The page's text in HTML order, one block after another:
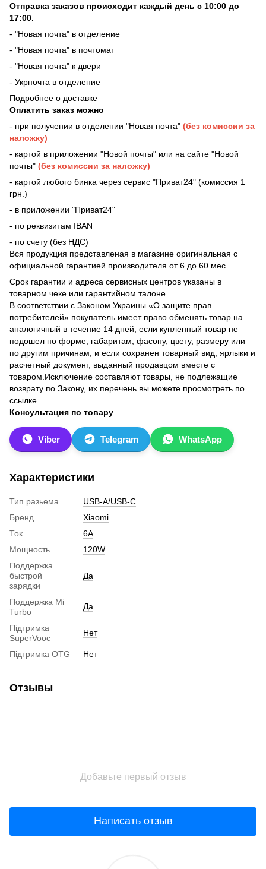
Отправка заказов происходит каждый день с 10:00 до
17:00.
- "Новая почта" в отделение
- "Новая почта" в почтомат
- "Новая почта" к двери
- Укрпочта в отделение
Подробнее о доставке
Оплатить заказ можно
- при получении в отделении "Новая почта" (без комиссии за
наложку)
- картой в приложении "Новой почты" или на сайте "Новой
почты" (без комиссии за наложку)
- картой любого бинка через сервис "Приват24" (комиссия 1
грн.)
- в приложении "Приват24"
- по реквизитам IBAN
- по счету (без НДС)
Вся продукция представленая ​​в магазине оригинальная с
официальной гарантией производителя от 6 до 60 мес.
Срок гарантии и адреса сервисных центров указаны в
товарном чеке или гарантийном талоне.
В соответствии с Законом Украины «О защите прав
потребителей» покупатель имеет право обменять товар на
аналогичный в течение 14 дней, если купленный товар не
подошел по форме, габаритам, фасону, цвету, размеру или
по другим причинам, и если сохранен товарный вид, ярлыки и
расчетный документ, выданный продавцом вместе с
товаром.Исключение составляют товары, не подлежащие
возврату по Закону, их перечень вы можете просмотреть по
ссылке
Консультация по товару
Viber Telegram WhatsApp
Характеристики
Тип разьема
USB-A/USB-C
Бренд
Xiaomi
Ток
6A
Мощность
120W
Поддержка
быстрой
зарядки
Да
Поддержка Mi
Turbo
Да
Підтримка
SuperVooc
Нет
Підтримка OTG Нет
Отзывы
Добавьте первый отзыв
Написать отзыв